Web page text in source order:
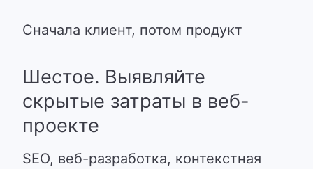
Сначала клиент, потом продукт
Шестое. Выявляйте
скрытые затраты в веб-
проекте
SEO, веб-разработка, контекстная